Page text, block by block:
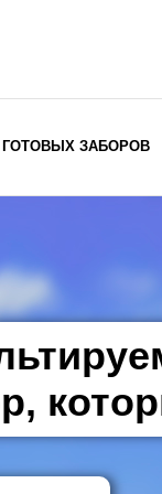
ГОТОВЫХ ЗАБОРОВ